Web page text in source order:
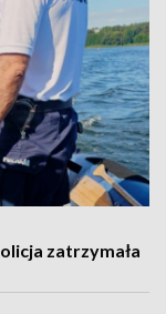
zatrzymała